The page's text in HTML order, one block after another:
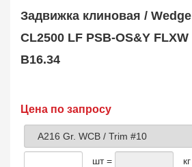
Клапан обратный
Ball Valve
Затвор дисковый
Butterfly Valve
1
Фильтр сетчатый
Strainer
Задвижка клиновая /
CL2500 LF PSB-OS&Y FLXW
B16.34
Цена по запросу
шт = кг